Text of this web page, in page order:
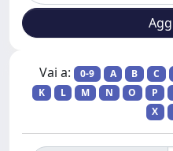
Vai a: 0-9 A B C
K
L M N O P
X